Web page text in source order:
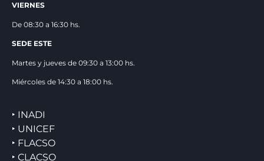
VIERNES
De 08:30 a 16:30 hs.
SEDE ESTE
Martes y jueves de 09:30 a 13:00 hs.
Miércoles de 14:30 a 18:00 hs.
‣ INADI
‣ UNICEF
‣ FLACSO
‣ CLACSO